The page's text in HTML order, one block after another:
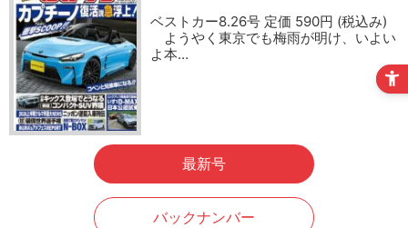
ベストカー8.26号 定価 590円 (税込み)
ようやく東京でも梅雨が明け、いよい
よ本…
最新号
バックナンバー